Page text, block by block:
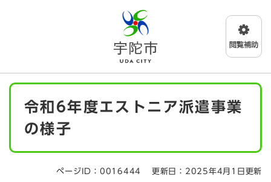
メニューを飛ばして本文へ
本
令和6年度エストニア派遣事業
の様子
ページID：0016444 更新日：2025年4月1日更新